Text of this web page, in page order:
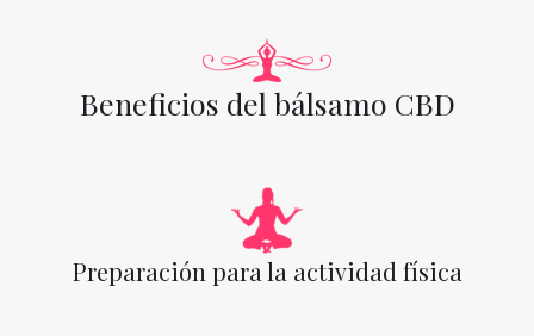
Beneficios del bálsamo CBD
Preparación para la actividad física